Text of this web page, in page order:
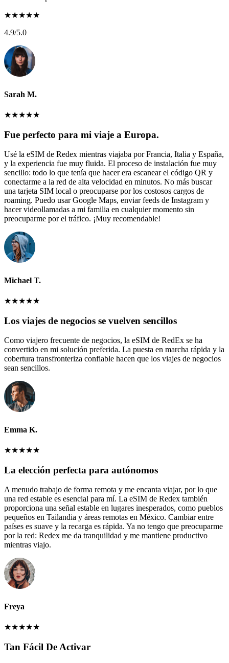
★★★★★
4.9/5.0
Sarah M.
★★★★★
Fue perfecto para mi viaje a Europa.
Usé la eSIM de Redex mientras viajaba por Francia, Italia y España,
y la experiencia fue muy fluida. El proceso de instalación fue muy
sencillo: todo lo que tenía que hacer era escanear el código QR y
conectarme a la red de alta velocidad en minutos. No más buscar
una tarjeta SIM local o preocuparse por los costosos cargos de
roaming. Puedo usar Google Maps, enviar feeds de Instagram y
hacer videollamadas a mi familia en cualquier momento sin
preocuparme por el tráfico. ¡Muy recomendable!
Michael T.
★★★★★
Los viajes de negocios se vuelven sencillos
Como viajero frecuente de negocios, la eSIM de RedEx se ha
convertido en mi solución preferida. La puesta en marcha rápida y la
cobertura transfronteriza confiable hacen que los viajes de negocios
sean sencillos.
Emma K.
★★★★★
La elección perfecta para autónomos
A menudo trabajo de forma remota y me encanta viajar, por lo que
una red estable es esencial para mí. La eSIM de Redex también
proporciona una señal estable en lugares inesperados, como pueblos
pequeños en Tailandia y áreas remotas en México. Cambiar entre
países es suave y la recarga es rápida. Ya no tengo que preocuparme
por la red: Redex me da tranquilidad y me mantiene productivo
mientras viajo.
Freya
★★★★★
Tan Fácil De Activar